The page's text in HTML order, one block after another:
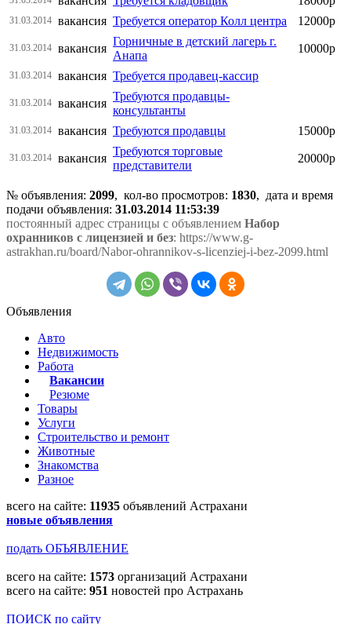
31.03.2014 вакансия Требуется оператор Колл центра 12000р
31.03.2014 вакансия
Горничные в детский лагерь г.
Анапа
10000р
31.03.2014 вакансия Требуется продавец-кассир
31.03.2014 вакансия
Требуются продавцы-
консультанты
31.03.2014 вакансия Требуются продавцы 15000р
31.03.2014 вакансия
Требуются торговые
представители
20000р
№ объявления: 2099, кол-во просмотров: 1830, дата и время
подачи объявления: 31.03.2014 11:53:39
постоянный адрес страницы с объявлением Набор
охранников с лицензией и без: https://www.g-
astrakhan.ru/board/Nabor-ohrannikov-s-licenziej-i-bez-2099.html
Объявления
Авто
Недвижимость
Работа
Вакансии
Резюме
Товары
Услуги
Строительство и ремонт
Животные
Знакомства
Разное
всего на сайте: 11935 объявлений Астрахани
новые объявления
подать ОБЪЯВЛЕНИЕ
всего на сайте: 1573 организаций Астрахани
всего на сайте: 951 новостей про Астрахань
ПОИСК по сайту